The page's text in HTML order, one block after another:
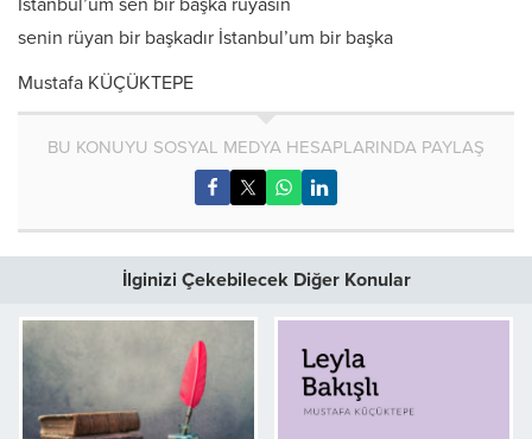
İstanbul’um sen bir başka rüyasın
senin rüyan bir başkadır İstanbul’um bir başka
Mustafa KÜÇÜKTEPE
BU KONUYU SOSYAL MEDYA HESAPLARINDA PAYLAŞ
İlginizi Çekebilecek Diğer Konular